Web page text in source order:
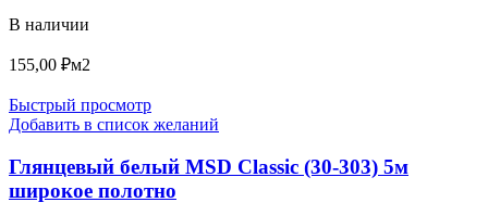
В наличии
155,00 ₽м2
Быстрый просмотр
Добавить в список желаний
Глянцевый белый MSD Classic (30-303) 5м
широкое полотно